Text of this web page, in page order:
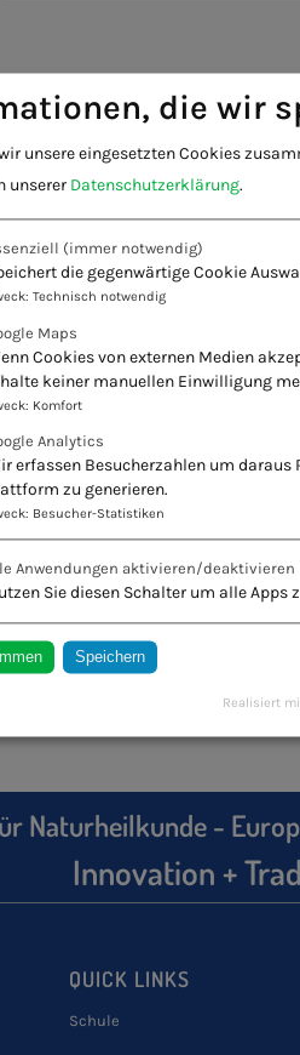
Naturheilkunde -
Innovation +
QUICK LINKS
Schule
die wir
unsere eingesetzten Cookies
unserer Datenschutzerklärung.
(immer notwendig)
die gegenwärtige Cookie
: Technisch notwendig
Maps
Cookies von externen Medien
keiner manuellen Einwilligung
: Komfort
Analytics
erfassen Besucherzahlen um
zu generieren.
: Besucher-Statistiken
Anwendungen aktivieren/deaktivieren
Sie diesen Schalter um alle
Speichern
Realisiert